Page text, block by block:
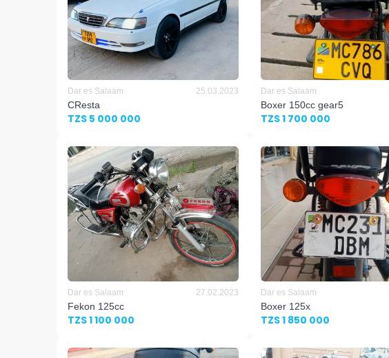
Dar es Salaam 25.03.2023
CResta
TZS 5 000 000
Dar es Salaam
Boxer 150cc gear5
TZS 1 700 000
Dar es Salaam 27.02.2023
Fekon 125cc
TZS 1 100 000
Dar es Salaam
Boxer 125x
TZS 1 850 000